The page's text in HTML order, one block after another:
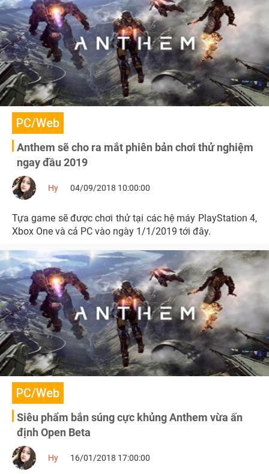
PC/Web
Anthem sẽ cho ra mắt phiên bản chơi thử nghiệm
ngay đầu 2019
Hy 04/09/2018 10:00:00
Tựa game sẽ được chơi thử tại các hệ máy PlayStation 4,
Xbox One và cả PC vào ngày 1/1/2019 tới đây.
PC/Web
Siêu phẩm bắn súng cực khủng Anthem vừa ấn
định Open Beta
Hy 16/01/2018 17:00:00